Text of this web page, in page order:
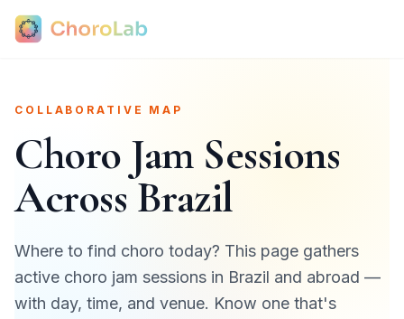
COLLABORATIVE MAP
Choro Jam Sessions
Across Brazil
Where to find choro today? This page gathers
active choro jam sessions in Brazil and abroad —
with day, time, and venue. Know one that's